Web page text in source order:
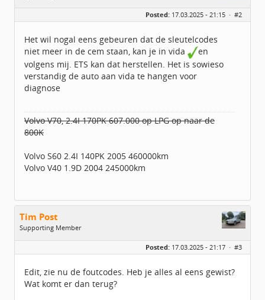
Homepage:
Www.bonusbijzaak.n…
Geregistreerd:10 / 2024
Posted: 17.03.2025 - 21:15 · #2
Het wil nogal eens gebeuren dat de sleutelcodes
niet meer in de cem staan, kan je in vida
en
volgens mij. ETS kan dat herstellen. Het is sowieso
verstandig de auto aan vida te hangen voor
diagnose
Volvo V70, 2.4I 170PK 607.000 op LPG op naar de
800K
Volvo S60 2.4I 140PK 2005 460000km
Volvo V40 1.9D 2004 245000km
Tim Post
Supporting Member
Geslacht:
Homepage:
Www.bonusbijzaak.n…
Geregistreerd:10 / 2024
Posted: 17.03.2025 - 21:17 · #3
Edit, zie nu de foutcodes. Heb je alles al eens gewist?
Wat komt er dan terug?